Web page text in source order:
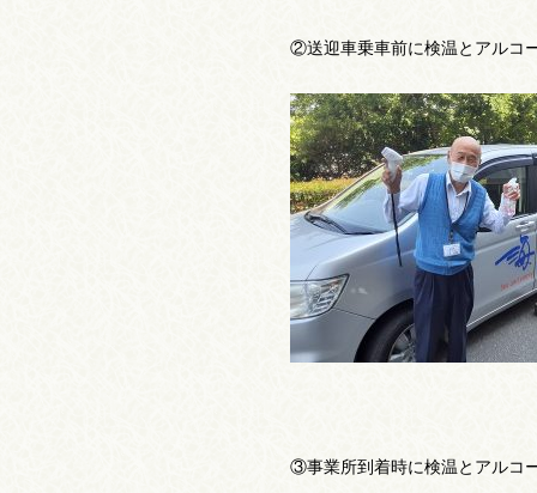
②送迎車乗車前に検温とアルコ
③事業所到着時に検温とアルコ